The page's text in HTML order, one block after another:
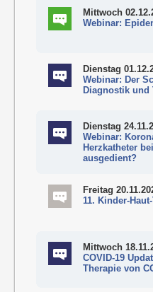
Mittwoch
Webinar:
Dienstag
Webinar: Der
Diagnostik und
Dienstag
Webinar:
Herzkatheter
ausgedient?
Freitag
11. Kinder-
Mittwoch
COVID-19
Therapie von